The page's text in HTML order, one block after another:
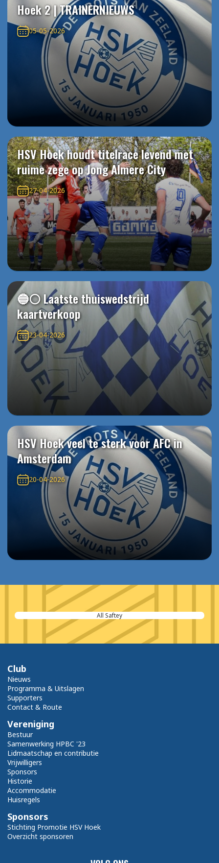
Hoek 2 | TRAINERNIEUWS
05-05-2026
HSV Hoek houdt titelrace levend met
ruime zege op Jong Almere City
27-04-2026
🔵⚪️ Laatste thuiswedstrijd
kaartverkoop
23-04-2026
HSV Hoek veel te sterk voor AFC in
Amsterdam
20-04-2026
All Saftey
Club
Nieuws
Programma & Uitslagen
Supporters
Contact & Route
Vereniging
Bestuur
Samenwerking HPBC '23
Lidmaatschap en contributie
Vrijwilligers
Sponsors
Historie
Accommodatie
Huisregels
Sponsors
Stichting Promotie HSV Hoek
Overzicht sponsoren